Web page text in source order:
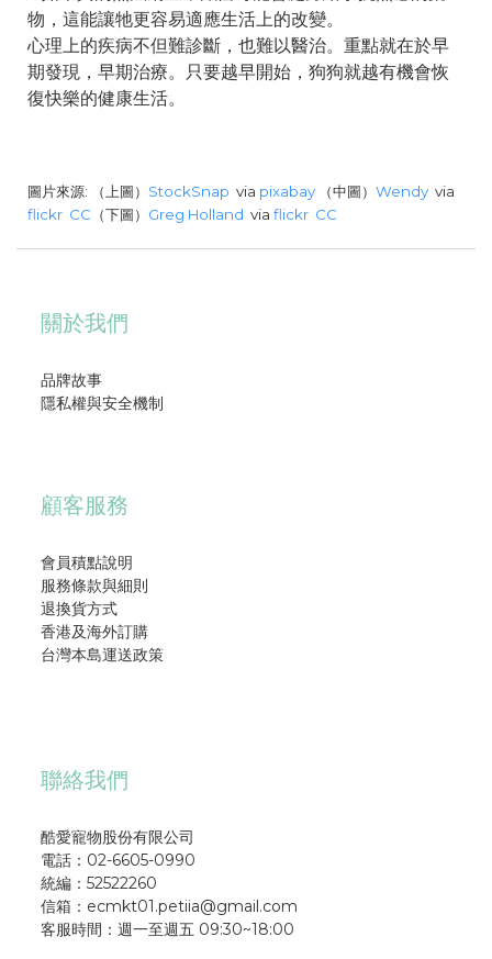
物，這能讓牠更容易適應生活上的改變。
心理上的疾病不但難診斷，也難以醫治。重點就在於早
期發現，早期治療。只要越早開始，狗狗就越有機會恢
復快樂的健康生活。
圖片來源: （上圖） StockSnap via pixabay （中圖） Wendy via
flickr CC （下圖） Greg Holland via flickr CC
關於我們
品牌故事
隱私權與安全機制
顧客服務
會員積點說明
服務條款與細則
退換貨方式
香港及海外訂購
台灣本島運送政策
聯絡我們
酷愛寵物股份有限公司
電話：02-6605-0990
統編：52522260
信箱：ecmkt01.petiia@gmail.com
客服時間：週一至週五 09:30~18:00